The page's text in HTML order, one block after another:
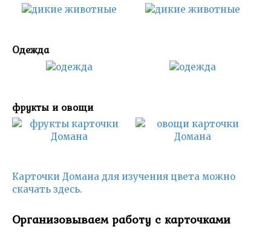
Одежда
фрукты и овощи
Карточки Домана для изучения цвета можно
скачать здесь.
Организовываем работу с карточками